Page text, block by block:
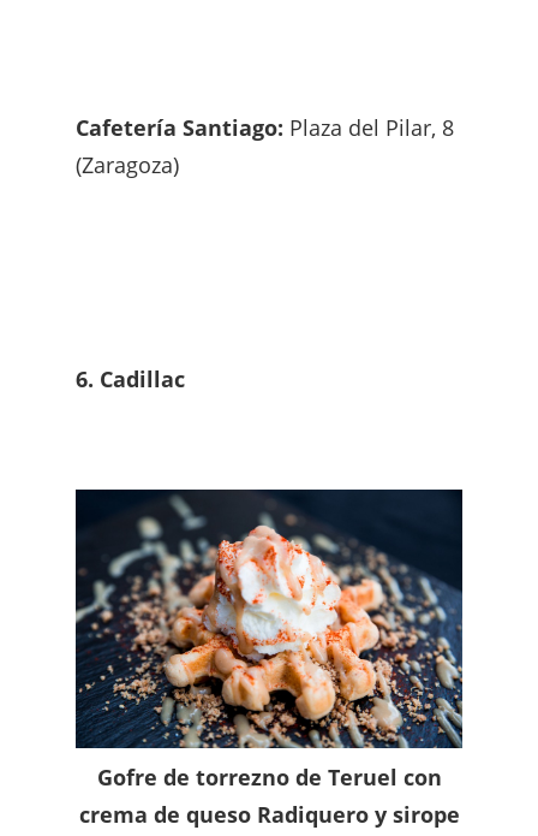
Cafetería Santiago: Plaza del Pilar, 8
(Zaragoza)
6. Cadillac
Gofre de torrezno de Teruel con
crema de queso Radiquero y sirope